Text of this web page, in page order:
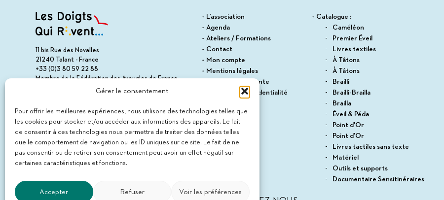
Gérer le consentement
Pour offrir les meilleures expériences, nous utilisons des technologies telles que
les cookies pour stocker et/ou accéder aux informations des appareils. Le fait
de consentir à ces technologies nous permettra de traiter des données telles
que le comportement de navigation ou les ID uniques sur ce site. Le fait de ne
pas consentir ou de retirer son consentement peut avoir un effet négatif sur
certaines caractéristiques et fonctions.
Accepter Refuser Voir les préférences
11 bis Rue des Novalles
21240 Talant - France
+33 (0)3 80 59 22 88
Membre de la Fédération des Aveugles de France
Membre du collectif Les Éditeurs Atypiques
L’association
Agenda
Ateliers / Formations
Contact
Mon compte
Mentions légales
Conditions de vente
Politique de confidentialité
Catalogue :
Caméléon
Premier Éveil
Livres textiles
À Tâtons
À Tâtons
Brailli
Brailli-Brailla
Brailla
Éveil & Péda
Point d'Or
Point d'Or
Livres tactiles sans texte
Matériel
Outils et supports
Documentaire Sensitinéraires